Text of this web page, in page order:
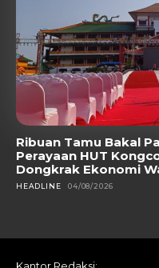
Ribuan Tamu Bakal
Perayaan HUT
Dongkrak Ekonomi
HEADLINE 04/08/2026